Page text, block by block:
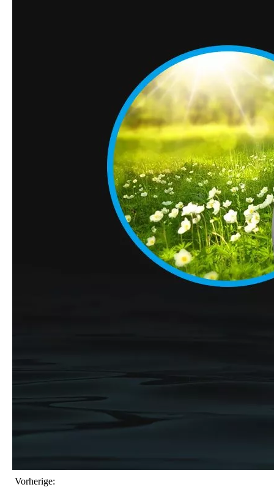
Vorherige: